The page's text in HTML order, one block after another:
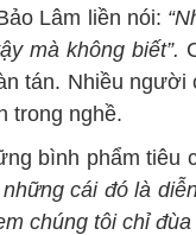
Lâm liền nói:
mà không biết”.
tán. Nhiều người
trong nghề.
bình phẩm tiêu
những cái đó là
chúng tôi chỉ